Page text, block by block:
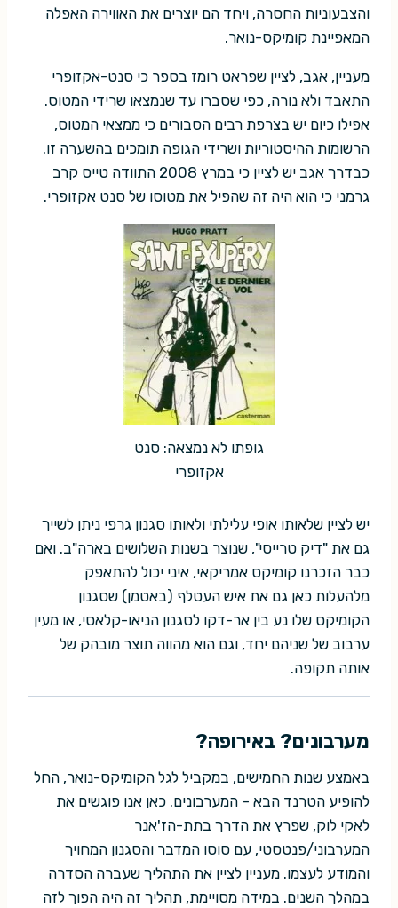
והצבעוניות החסרה, ויחד הם יוצרים את האווירה האפלה
המאפיינת קומיקס-נואר.
מעניין, אגב, לציין שפראט רומז בספר כי סנט-אקזופרי
התאבד ולא נורה, כפי שסברו עד שנמצאו שרידי המטוס.
אפילו כיום יש בצרפת רבים הסבורים כי ממצאי המטוס,
הרשומות ההיסטוריות ושרידי הגופה תומכים בהשערה זו.
כבדרך אגב יש לציין כי במרץ 2008 התוודה טייס קרב
גרמני כי הוא היה זה שהפיל את מטוסו של סנט אקזופרי.
גופתו לא נמצאה: סנט
אקזופרי
יש לציין שלאותו אופי עלילתי ולאותו סגנון גרפי ניתן לשייך
גם את "דיק טרייסי", שנוצר בשנות השלושים בארה"ב. ואם
כבר הזכרנו קומיקס אמריקאי, איני יכול להתאפק
מלהעלות כאן גם את איש העטלף (באטמן) שסגנון
הקומיקס שלו נע בין אר-דקו לסגנון הניאו-קלאסי, או מעין
ערבוב של שניהם יחד, וגם הוא מהווה תוצר מובהק של
אותה תקופה.
מערבונים? באירופה?
באמצע שנות החמישים, במקביל לגל הקומיקס-נואר, החל
להופיע הטרנד הבא – המערבונים. כאן אנו פוגשים את
לאקי לוק, שפרץ את הדרך בתת-הז'אנר
המערבוני/פנטסטי, עם סוסו המדבר והסגנון המחויך
והמודע לעצמו. מעניין לציין את התהליך שעברה הסדרה
במהלך השנים. במידה מסויימת, תהליך זה היה הפוך לזה